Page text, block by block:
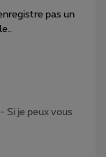
pas un
Si je peux vous